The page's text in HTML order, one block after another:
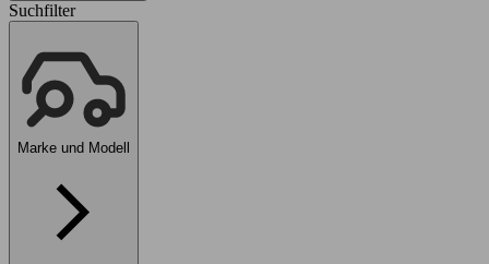
Suchfilter
Marke und Modell